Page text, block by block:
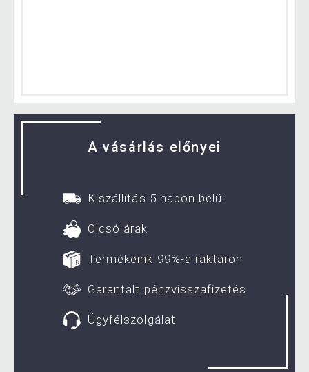
A vásárlás előnyei
Kiszállítás 5 napon belül
Olcsó árak
Termékeink 99%-a raktáron
Garantált pénzvisszafizetés
Ügyfélszolgálat